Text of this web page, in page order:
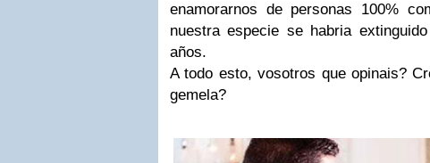
enamorarnos de personas 100%
nuestra especie se habria
años.
A todo esto, vosotros que opinais?
gemela?